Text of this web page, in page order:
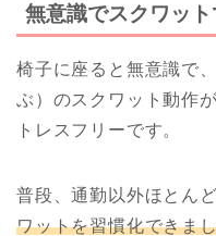
無意識でスクワット
椅子に座ると無意識で
ぶ）のスクワット動作
トレスフリーです。
普段、通勤以外ほとん
ワットを習慣化できま